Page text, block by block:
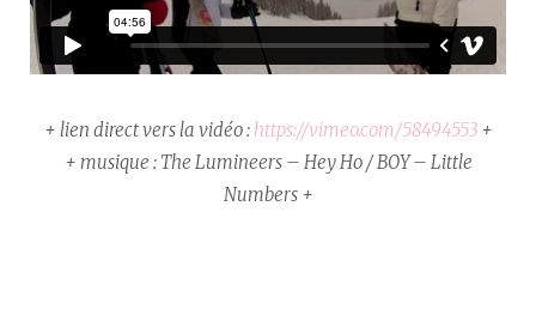
+ lien direct vers la vidéo : https://vimeo.com/58494553+
+ musique : The Lumineers – Hey Ho / BOY – Little
Numbers +